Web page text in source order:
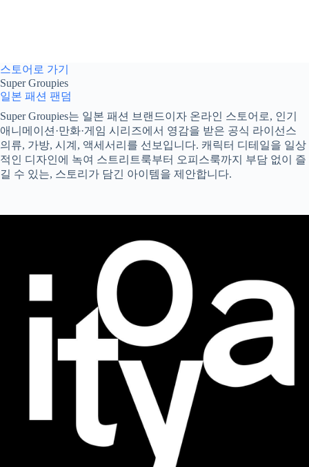
스토어로 가기
Super Groupies
일본 패션 팬덤
Super Groupies는 일본 패션 브랜드이자 온라인 스토어로, 인기
애니메이션·만화·게임 시리즈에서 영감을 받은 공식 라이선스
의류, 가방, 시계, 액세서리를 선보입니다. 캐릭터 디테일을 일상
적인 디자인에 녹여 스트리트룩부터 오피스룩까지 부담 없이 즐
길 수 있는, 스토리가 담긴 아이템을 제안합니다.